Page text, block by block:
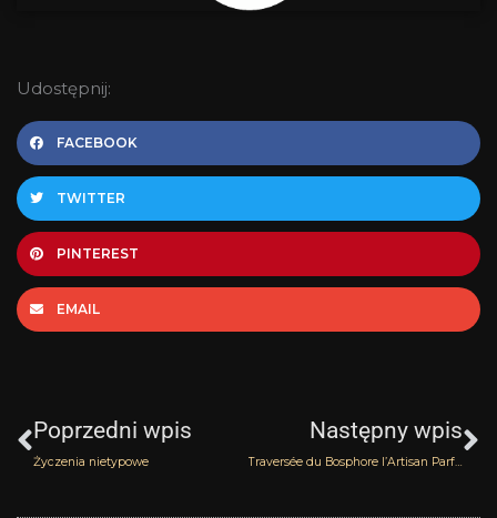
Udostępnij:
FACEBOOK
TWITTER
PINTEREST
EMAIL
Poprzedni wpis
Życzenia nietypowe
Następny wpis
Traversée du Bosphore l’Artisan Parfumeur